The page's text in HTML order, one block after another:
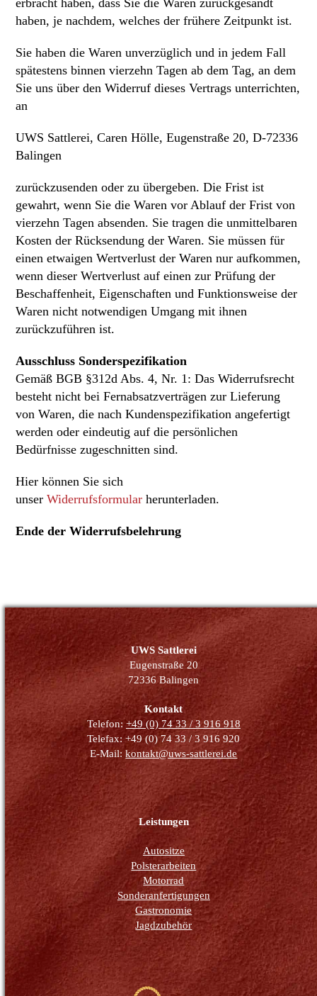
haben, je nachdem, welches der frühere Zeitpunkt ist.
Sie haben die Waren unverzüglich und in jedem Fall
spätestens binnen vierzehn Tagen ab dem Tag, an dem
Sie uns über den Widerruf dieses Vertrags unterrichten,
an
UWS Sattlerei, Caren Hölle, Eugenstraße 20, D-72336
Balingen
zurückzusenden oder zu übergeben. Die Frist ist
gewahrt, wenn Sie die Waren vor Ablauf der Frist von
vierzehn Tagen absenden. Sie tragen die unmittelbaren
Kosten der Rücksendung der Waren. Sie müssen für
einen etwaigen Wertverlust der Waren nur aufkommen,
wenn dieser Wertverlust auf einen zur Prüfung der
Beschaffenheit, Eigenschaften und Funktionsweise der
Waren nicht notwendigen Umgang mit ihnen
zurückzuführen ist.
Ausschluss Sonderspezifikation
Gemäß BGB §312d Abs. 4, Nr. 1: Das Widerrufsrecht
besteht nicht bei Fernabsatzverträgen zur Lieferung
von Waren, die nach Kundenspezifikation angefertigt
werden oder eindeutig auf die persönlichen
Bedürfnisse zugeschnitten sind.
Hier können Sie sich
unserWiderrufsformular herunterladen.
Ende der Widerrufsbelehrung
UWS Sattlerei
Eugenstraße 20
72336 Balingen
Kontakt
Telefon:+49 (0) 74 33 / 3 916 918
Telefax: +49 (0) 74 33 / 3 916 920
E-Mail:kontakt@uws-sattlerei.de
Leistungen
Autositze
Polsterarbeiten
Motorrad
Sonderanfertigungen
Gastronomie
Jagdzubehör